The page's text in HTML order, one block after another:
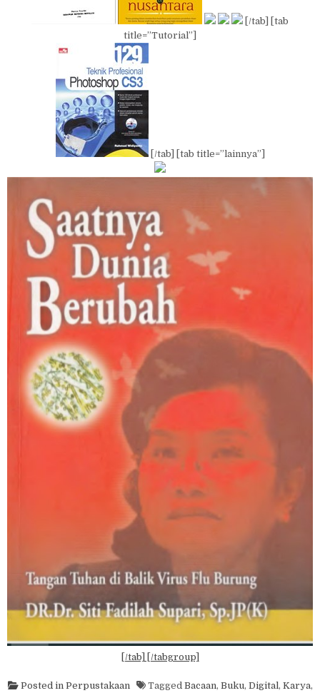
[/tab] [tab
title=”Tutorial”]
[/tab] [tab title=”lainnya”]
[/tab] [/tabgroup]
Posted in Perpustakaan Tagged Bacaan, Buku, Digital, Karya,